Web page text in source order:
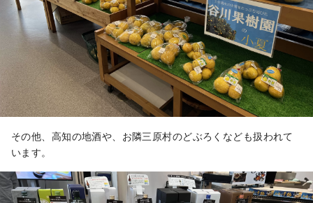
その他、高知の地酒や、お隣三原村のどぶろくなども扱われて
います。